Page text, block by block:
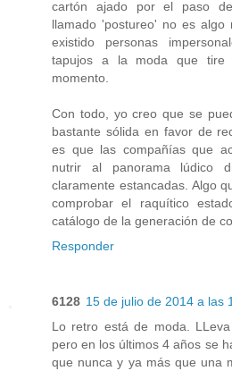
cartón ajado por el paso
llamado 'postureo' no es
existido personas
tapujos a la moda que tire
momento.
Con todo, yo creo que se
bastante sólida en favor de
es que las compañías que
nutrir al panorama lúdico
claramente estancadas. Algo
comprobar el raquítico
catálogo de la generación de
Responder
6128 15 de julio de 2014 a las
Lo retro está de moda.
pero en los últimos 4 años se
que nunca y ya más que una